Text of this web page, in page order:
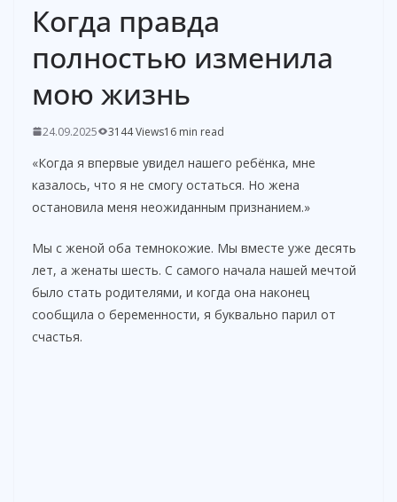
Когда правда
полностью изменила
мою жизнь
24.09.2025 3144 Views16 min read
«Когда я впервые увидел нашего ребёнка, мне
казалось, что я не смогу остаться. Но жена
остановила меня неожиданным признанием.»
Мы с женой оба темнокожие. Мы вместе уже десять
лет, а женаты шесть. С самого начала нашей мечтой
было стать родителями, и когда она наконец
сообщила о беременности, я буквально парил от
счастья.